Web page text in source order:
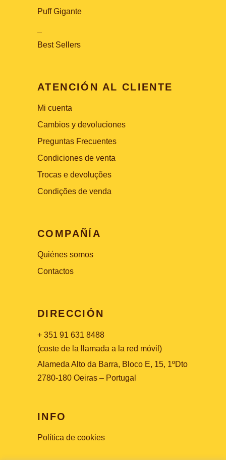
Puff Gigante
Best Sellers
ATENCIÓN AL CLIENTE
Mi cuenta
Cambios y devoluciones
Preguntas Frecuentes
Condiciones de venta
Trocas e devoluções
Condições de venda
COMPAÑÍA
Quiénes somos
Contactos
DIRECCIÓN
+ 351 91 631 8488
(coste de la llamada a la red móvil)
Alameda Alto da Barra, Bloco E, 15, 1ºDto
2780-180 Oeiras – Portugal
INFO
Política de cookies